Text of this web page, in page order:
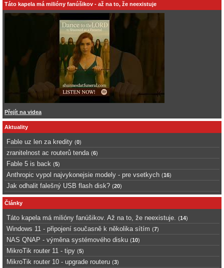
Táto kapela má milióny fanúšikov - až na to, že neexistuje
Přejít na videa
Aktuality
Fable uz len za kredity (0)
zranitelnost ac routerů tenda (6)
Fable 5 is back (5)
Anthropic vypol najvykonejsie modely - pre vsetkych (16)
Jak odhalit falešný USB flash disk? (20)
Články
Táto kapela má milióny fanúšikov. Až na to, že neexistuje. (14)
Windows 11 - připojení současně k několika sítím (7)
NAS QNAP - výměna systémového disku (10)
MikroTik router 11 - tipy (5)
MikroTik router 10 - upgrade routeru (3)